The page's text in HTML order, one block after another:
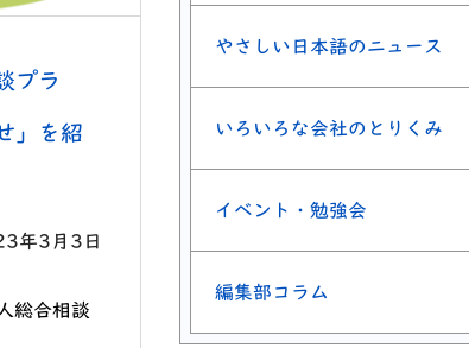
プラ
」を紹
年3月3日
総合相談
やさしい日本語のニュース
いろいろな会社のとりくみ
イベント・勉強会
編集部コラム